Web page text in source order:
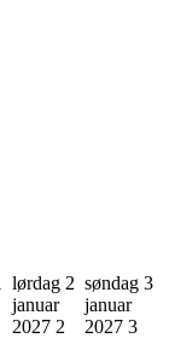
lørdag 2
januar
2027 2
søndag 3
januar
2027 3